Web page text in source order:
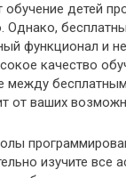
обучение детей
Однако,
функционал и
качество
между
от ваших
изучите все